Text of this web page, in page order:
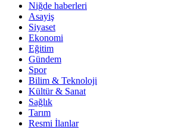
Niğde haberleri
Asayiş
Siyaset
Ekonomi
Eğitim
Gündem
Spor
Bilim & Teknoloji
Kültür & Sanat
Sağlık
Tarım
Resmi İlanlar